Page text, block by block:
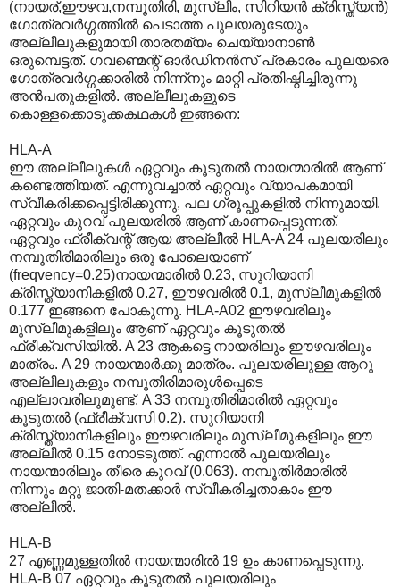
(നായര്,ഈഴവ,നമ്പൂതിരി‍, മുസ്ലീം, സിറിയന്‍ ക്രിസ്ത്യന്‍)
ഗോത്രവര്‍ഗ്ഗത്തില്‍ പെടാത്ത പുലയരുടേയും
അല്ലീലുകളുമായി താരതമ്യം ചെയ്യാനാണ്‍
ഒരുമ്പെട്ടത്. ഗവണ്മെന്റ് ഓര്‍ഡിനന്‍സ് പ്രകാരം പുലയരെ
ഗോത്രവര്‍ഗ്ഗക്കാരില്‍ നിന്ന്നും മാറ്റി പ്രതിഷ്ഠിച്ചിരുന്നു
അന്‍പതുകളില്‍. അല്ലീലുകളുടെ
കൊള്ളക്കൊടുക്കകഥകള്‍ ഇങ്ങനെ:
HLA-A
ഈ അല്ലീലുകള്‍ ഏറ്റവും കൂടുതല്‍ നായന്മാരില്‍ ആണ്
കണ്ടെത്തിയത്. എന്നുവച്ചാല്‍ ഏറ്റവും വ്യാപകമായി
സ്വീകരിക്കപ്പെട്ടിരിക്കുന്നു, പല ഗ്രൂപ്പുകളില്‍ നിന്നുമായി.
ഏറ്റവും കുറവ് പുലയരില്‍ ആണ് കാണപ്പെടുന്നത്.
ഏറ്റവും ഫ്രീക്വന്റ് ആയ അല്ലീല്‍ HLA-A 24 പുലയരിലും
നമ്പൂതിരിമാരിലും ഒരു പോലെയാണ്
(freqvency=0.25)നായന്മാരില്‍ 0.23, സുറിയാനി‍
ക്രിസ്ത്യാനികളില്‍ 0.27, ഈഴവരില്‍ 0.1, മുസ്ലീമുകളില്‍
0.177 ഇങ്ങനെ പോകുന്നു. HLA-A02 ഈഴവരിലും
മുസ്ലീമുകളിലും ആണ് ഏറ്റവും കൂടുതല്‍
ഫ്രീക്വസിയില്‍. A 23 ആകട്ടെ നായരിലും ഈഴവരിലും
മാത്രം. A 29 നായന്മാര്‍ക്കു മാത്രം. പുലയരിലുള്ള ആറു
അല്ലീലുകളും നമ്പൂതിരിമാരുള്‍പ്പെടെ
എല്ലാവരിലുമുണ്ട്. A 33 നമ്പൂതിരിമാരില്‍ ഏറ്റവും
കൂടുതല്‍ (ഫ്രീക്വസി 0.2). സുറിയാനി
ക്രിസ്ത്യാനികളിലും ഈഴവരിലും മുസ്ലീമുകളിലും ഈ
അല്ലീല്‍ 0.15 നോടടുത്ത്. എന്നാല്‍ പുലയരിലും
നായന്മാരിലും തീരെ കുറവ് (0.063). നമ്പൂതിര്‍മാരില്‍
നിന്നും മറ്റു ജാതി-മതക്കാര്‍ സ്വീകരിച്ചതാകാം ഈ
അല്ലീല്‍.
HLA-B
27 എണ്ണമുള്ളതില്‍ നായന്മാരില്‍ 19 ഉം കാണപ്പെടുന്നു.
HLA-B 07 ഏറ്റവും കൂടുതല്‍ പുലയരിലും